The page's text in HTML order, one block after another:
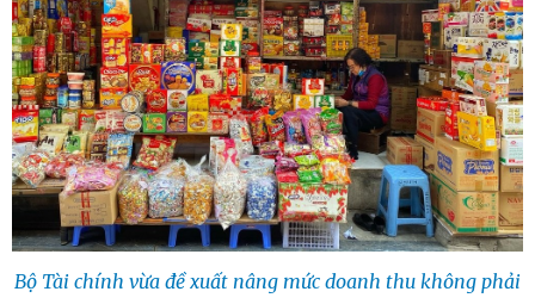
Bộ Tài chính vừa đề xuất nâng mức doanh thu không phải